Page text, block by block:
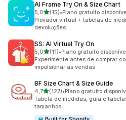
AI Frame Try On & Size Chart
5,0de 5 estrelas
(15)
15 avaliações ao todo
•Plano gratuito
Provador virtual + tabelas de
devoluções
SS: AI Virtual Try On
5,0de 5 estrelas
(11)
11 avaliações ao todo
•Plano gratuito
Experimente antes de comprar
impulsionar as vendas
BF Size Chart & Size Guide
4,7de 5 estrelas
(127)
127 avaliações ao todo
•Plano gratuito
Tabela de medidas, guia e
tamanhos